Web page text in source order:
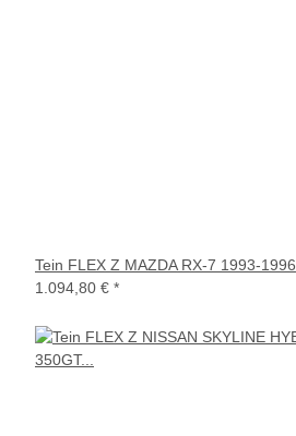
Tein FLEX Z MAZDA RX-7 1993-1996
1.094,80 € *